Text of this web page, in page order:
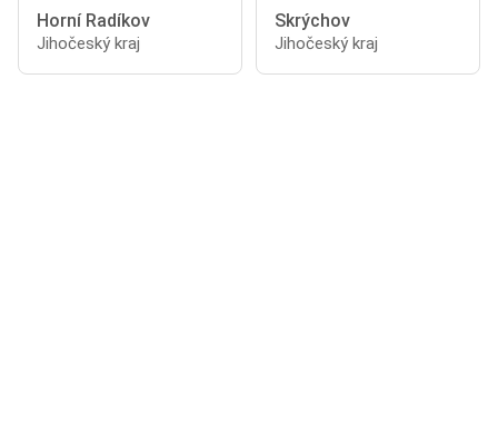
Horní Radíkov
Jihočeský kraj
Skrýchov
Jihočeský kraj